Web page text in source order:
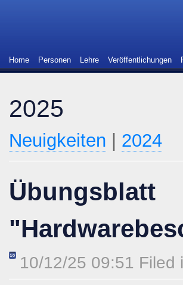
Home Personen Lehre Veröffentlichungen
2025
Neuigkeiten 2024
Übungsblatt
10/12/25 09:51 Filed